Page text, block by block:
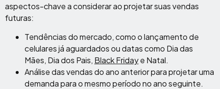
aspectos-chave a considerar ao projetar suas vendas
futuras:
Tendências do mercado, como o lançamento de
celulares já aguardados ou datas como Dia das
Mães, Dia dos Pais, Black Fridaye Natal.
Análise das vendas do ano anterior para projetar uma
demanda para o mesmo período no ano seguinte.